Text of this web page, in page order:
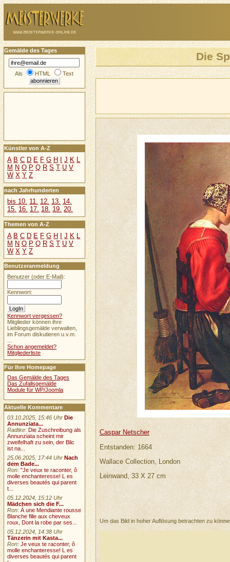
Die
Caspar Netscher
Entstanden: 1664
Wallace Collection, London
Leinwand, 33 X 27 cm
Um das Bild in hoher Auflösung betrachten zu
Gemälde des Tages
Als HTML Text
Künstler von A-Z
A B C D E F G H J K L
M N O P Q R S T U V
W X Y Z
nach Jahrhunderten
bis 10. 11. 12. 13. 14.
15. 16. 17. 18. 19. 20.
Themen von A-Z
A B C D E F G H I J K L
M N O P Q R S T U V
W X Y Z
Benutzeranmeldung
Benutzer (oder E-Mail):
Kennwort:
Kennwort vergessen?
Mitglieder können ihre
Lieblingsgemälde verwalten,
im Forum diskutieren u.v.m.
Schon angemeldet?
Mitgliederliste
Für Ihre Homepage
Das Gemälde des Tages
Das Zufallsgemälde
Module für WP/Joomla
Aktuelle Kommentare
03.10.2025, 15:46 Uhr Die
Annunziata...
Radtke: Die Zuschreibung als
Annunziata scheint mir
zweifelhaft zu sein, der Blic
ist na...
25.06.2025, 17:44 Uhr Nach
dem Bade...
Ron:"Je veux te raconter, ô
molle enchanteresse! L es
diverses beautés qui parent
t...
05.12.2024, 15:12 Uhr
Mädchen sich die F...
Ron:À une Mendiante rousse
Blanche fille aux cheveux
roux, Dont la robe par ses...
05.12.2024, 14:38 Uhr
Tänzerin mit Kasta...
Ron:Je veux te raconter, ô
molle enchanteresse! L es
diverses beautés qui parent